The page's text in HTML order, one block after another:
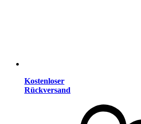
Kostenloser
Rückversand